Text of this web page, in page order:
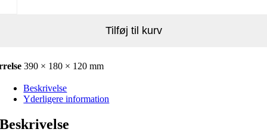
Tilføj til kurv
390 × 180 × 120 mm
Beskrivelse
Yderligere information
Beskrivelse